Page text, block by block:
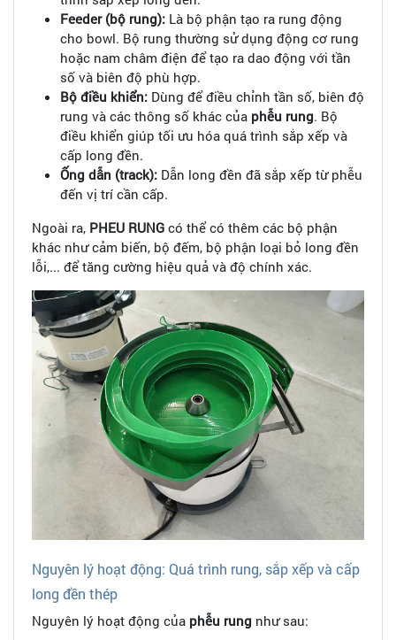
Feeder (bộ rung): Là bộ phận tạo ra rung động
cho bowl. Bộ rung thường sử dụng động cơ rung
hoặc nam châm điện để tạo ra dao động với tần
số và biên độ phù hợp.
Bộ điều khiển: Dùng để điều chỉnh tần số, biên độ
rung và các thông số khác của phễu rung. Bộ
điều khiển giúp tối ưu hóa quá trình sắp xếp và
cấp long đền.
Ống dẫn (track): Dẫn long đền đã sắp xếp từ phễu
đến vị trí cần cấp.
Ngoài ra, PHEU RUNG có thể có thêm các bộ phận
khác như cảm biến, bộ đếm, bộ phận loại bỏ long đền
lỗi,... để tăng cường hiệu quả và độ chính xác.
Nguyên lý hoạt động: Quá trình rung, sắp xếp và cấp
long đền thép
Nguyên lý hoạt động của phễu rung như sau: